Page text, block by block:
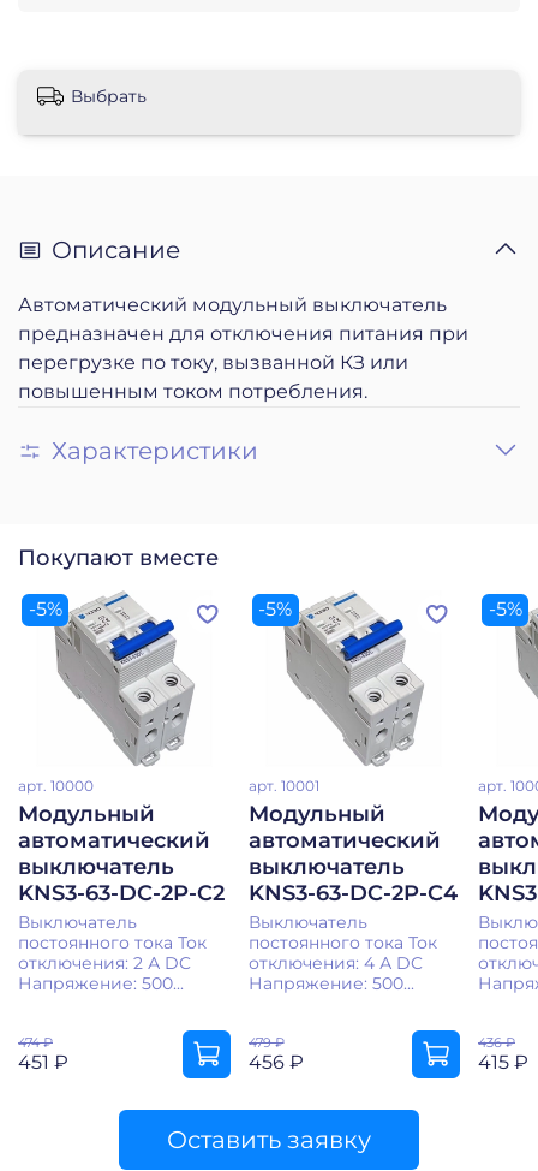
Выбрать
Описание
Автоматический модульный выключатель
предназначен для отключения питания при
перегрузке по току, вызванной КЗ или
повышенным током потребления.
Характеристики
Покупают вместе
-5%
арт. 10000
Модульный
автоматический
выключатель
KNS3-63-DC-2P-C2
Выключатель
постоянного тока Ток
отключения: 2 А DC
Напряжение: 500...
474 ₽
451 ₽
-5%
арт. 10001
Модульный
автоматический
выключатель
KNS3-63-DC-2P-C4
Выключатель
постоянного тока Ток
отключения: 4 А DC
Напряжение: 500...
479 ₽
456 ₽
-5%
арт.
436 ₽
415 ₽
Оставить заявку